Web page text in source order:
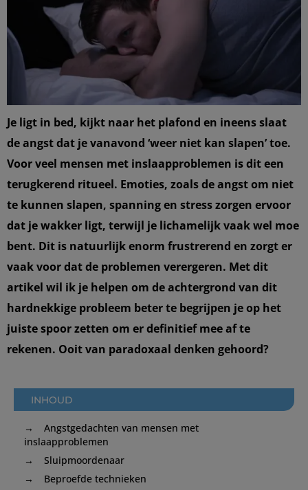
Je ligt in bed, kijkt naar het plafond en ineens slaat
de angst dat je vanavond ‘weer niet kan slapen’ toe.
Voor veel mensen met inslaapproblemen is dit een
terugkerend ritueel. Emoties, zoals de angst om niet
te kunnen slapen, spanning en stress zorgen ervoor
dat je wakker ligt, terwijl je lichamelijk vaak wel moe
bent. Dit is natuurlijk enorm frustrerend en zorgt er
vaak voor dat de problemen verergeren. Met dit
artikel wil ik je helpen om de achtergrond van dit
hardnekkige probleem beter te begrijpen je op het
juiste spoor zetten om er definitief mee af te
rekenen. Ooit van paradoxaal denken gehoord?
INHOUD
Angstgedachten van mensen met
inslaapproblemen
Sluipmoordenaar
Beproefde technieken